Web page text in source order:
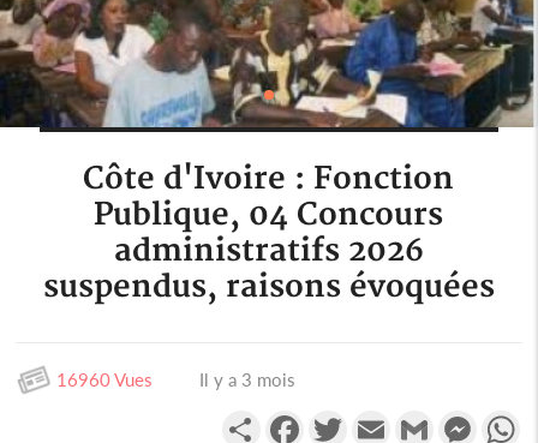
Côte d'Ivoire : Fonction
Publique, 04 Concours
administratifs 2026
suspendus, raisons évoquées
16960 Vues Il y a 3 mois
PartagerFacebookTwitterEmail Gmail